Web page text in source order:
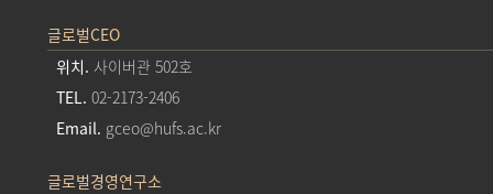
글로벌CEO
위치. 사이버관 502호
TEL. 02-2173-2406
Email. gceo@hufs.ac.kr
글로벌경영연구소